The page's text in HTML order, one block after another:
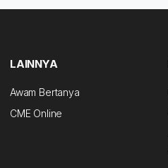
LAINNYA
Awam Bertanya
CME Online